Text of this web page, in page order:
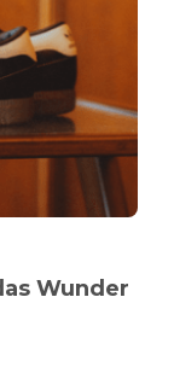
Wunder